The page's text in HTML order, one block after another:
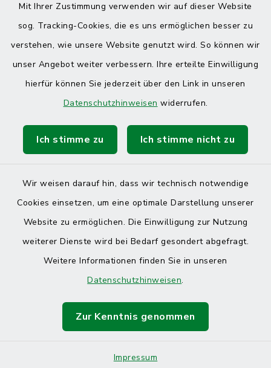
Mit Ihrer Zustimmung verwenden wir auf dieser Website
sog. Tracking-Cookies, die es uns ermöglichen besser zu
verstehen, wie unsere Website genutzt wird. So können wir
unser Angebot weiter verbessern. Ihre erteilte Einwilligung
hierfür können Sie jederzeit über den Link in unseren
Datenschutzhinweisen widerrufen.
Ich stimme zu Ich stimme nicht zu
Wir weisen darauf hin, dass wir technisch notwendige
Cookies einsetzen, um eine optimale Darstellung unserer
Website zu ermöglichen. Die Einwilligung zur Nutzung
weiterer Dienste wird bei Bedarf gesondert abgefragt.
Weitere Informationen finden Sie in unseren
Datenschutzhinweisen.
Zur Kenntnis genommen
Impressum
Kontakt
Datenschutz
Impressum
Sitemap
Cookie-Einstellungen